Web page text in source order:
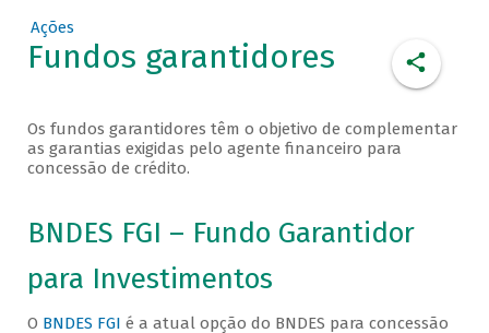
Ações
Fundos garantidores
Os fundos garantidores têm o objetivo de complementar
as garantias exigidas pelo agente financeiro para
concessão de crédito.
BNDES FGI – Fundo Garantidor
para Investimentos
O BNDES FGI é a atual opção do BNDES para concessão